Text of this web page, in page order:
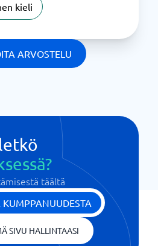
kieli
ARVOSTELU
täältä
KUMPPANUUDESTA
SIVU HALLINTAASI